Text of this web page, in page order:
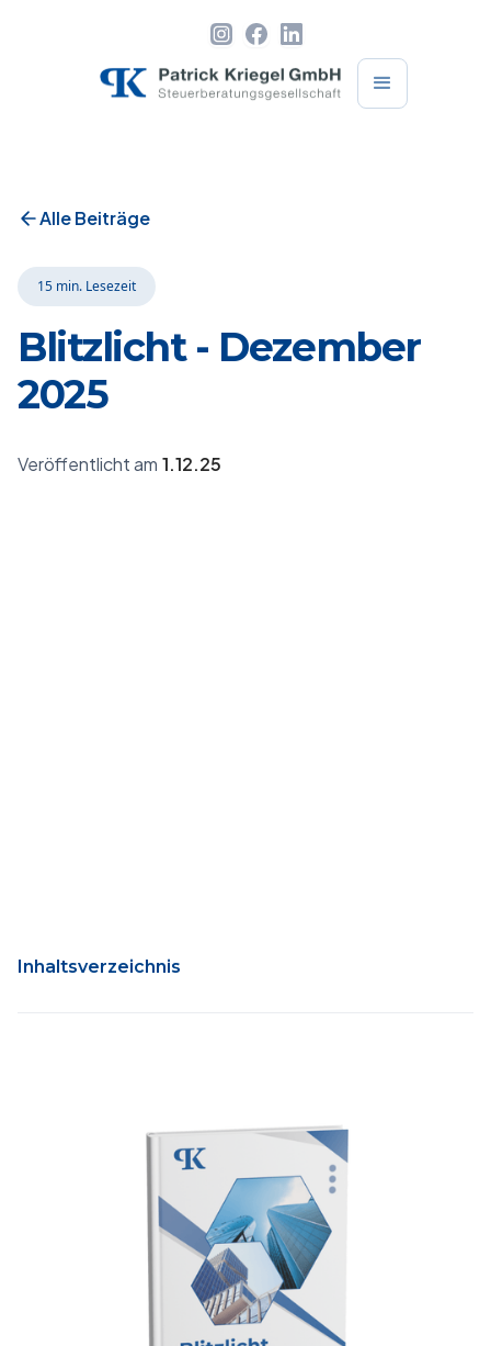
Alle Beiträge
15 min. Lesezeit
Blitzlicht - Dezember
2025
Veröffentlicht am 1.12.25
Inhaltsverzeichnis